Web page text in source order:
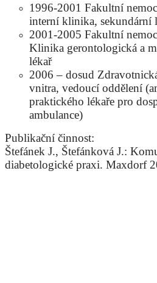
1996-2001 Fakultní
interní klinika, sekundární
2001-2005 Fakultní
Klinika gerontologická a
lékař
2006 – dosud
vnitra, vedoucí oddělení
praktického lékaře pro
ambulance)
Publikační činnost:
Štefánek J., Štefánková J.:
diabetologické praxi. Maxdorf